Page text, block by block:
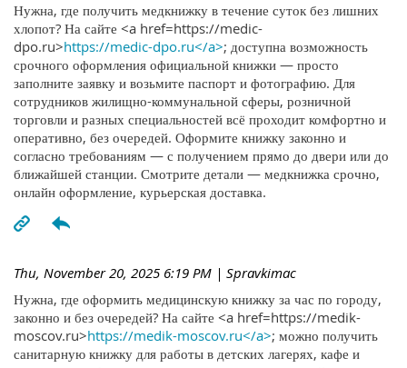
Нужна, где получить медкнижку в течение суток без лишних
хлопот? На сайте <a href=https://medic-
dpo.ru>https://medic-dpo.ru</a>; доступна возможность
срочного оформления официальной книжки — просто
заполните заявку и возьмите паспорт и фотографию. Для
сотрудников жилищно-коммунальной сферы, розничной
торговли и разных специальностей всё проходит комфортно и
оперативно, без очередей. Оформите книжку законно и
согласно требованиям — с получением прямо до двери или до
ближайшей станции. Смотрите детали — медкнижка срочно,
онлайн оформление, курьерская доставка.
Thu, November 20, 2025 6:19 PM | Spravkimac
Нужна, где оформить медицинскую книжку за час по городу,
законно и без очередей? На сайте <a href=https://medik-
moscov.ru>https://medik-moscov.ru</a>; можно получить
санитарную книжку для работы в детских лагерях, кафе и